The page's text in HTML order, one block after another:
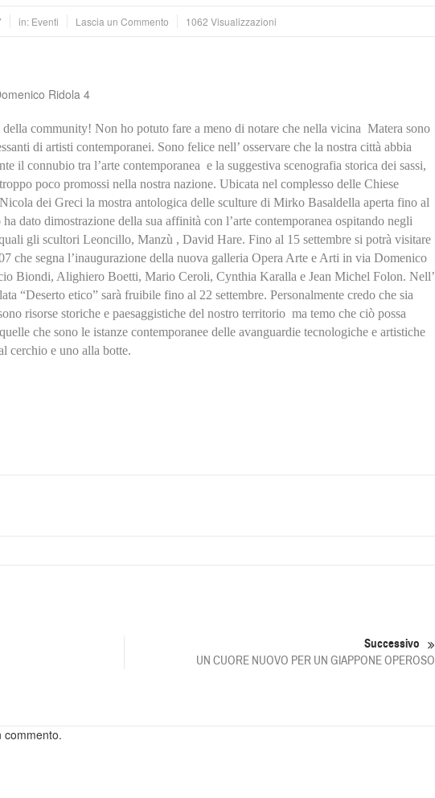
in: Eventi Lascia un Commento 1062 Visualizzazioni
Ridola 4
community! Non ho potuto fare a meno di notare che nella vicina Matera sono
di artisti contemporanei. Sono felice nell’ osservare che la nostra città abbia
il connubio tra l’arte contemporanea e la suggestiva scenografia storica dei sassi,
poco promossi nella nostra nazione. Ubicata nel complesso delle Chiese
dei Greci la mostra antologica delle sculture di Mirko Basaldella aperta fino al
dato dimostrazione della sua affinità con l’arte contemporanea ospitando negli
gli scultori Leoncillo, Manzù , David Hare. Fino al 15 settembre si potrà visitare
che segna l’inaugurazione della nuova galleria Opera Arte e Arti in via Domenico
Biondi, Alighiero Boetti, Mario Ceroli, Cynthia Karalla e Jean Michel Folon. Nell’
“Deserto etico” sarà fruibile fino al 22 settembre. Personalmente credo che sia
risorse storiche e paesaggistiche del nostro territorio ma temo che ciò possa
che sono le istanze contemporanee delle avanguardie tecnologiche e artistiche
cerchio e uno alla botte.
Successivo
UN CUORE NUOVO PER UN GIAPPONE OPEROSO
commento.